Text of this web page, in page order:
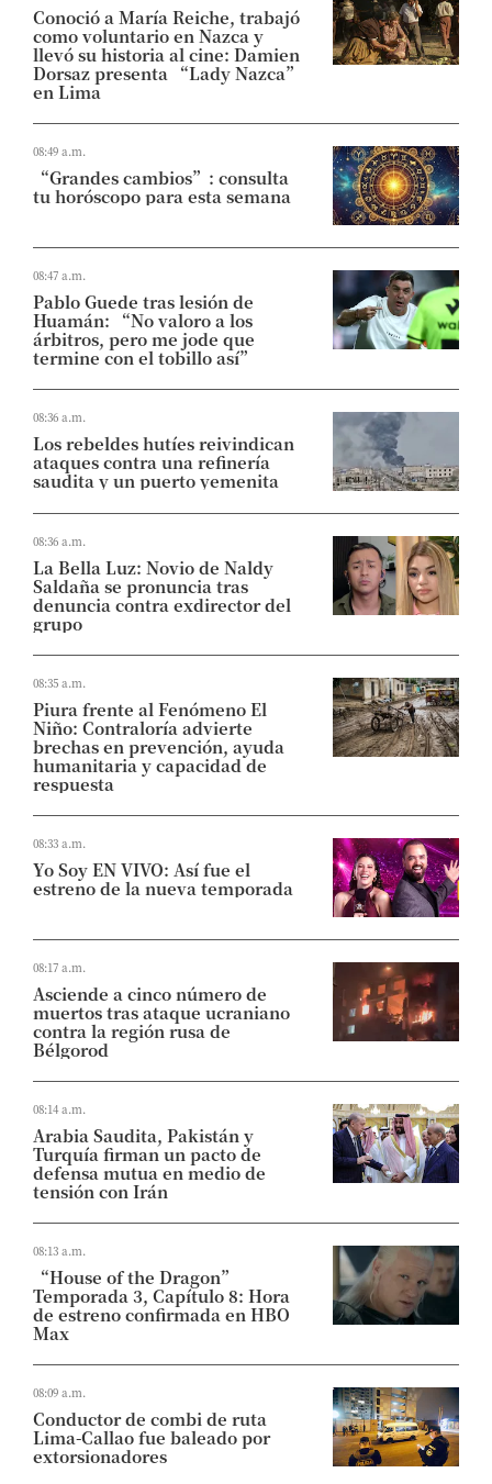
Conoció a María Reiche, trabajó
como voluntario en Nazca y
llevó su historia al cine: Damien
Dorsaz presenta “Lady Nazca”
en Lima
08:49 a.m.
“Grandes cambios”: consulta
tu horóscopo para esta semana
08:47 a.m.
Pablo Guede tras lesión de
Huamán: “No valoro a los
árbitros, pero me jode que
termine con el tobillo así”
08:36 a.m.
Los rebeldes hutíes reivindican
ataques contra una refinería
saudita y un puerto yemenita
08:36 a.m.
La Bella Luz: Novio de Naldy
Saldaña se pronuncia tras
denuncia contra exdirector del
grupo
08:35 a.m.
Piura frente al Fenómeno El
Niño: Contraloría advierte
brechas en prevención, ayuda
humanitaria y capacidad de
respuesta
08:33 a.m.
Yo Soy EN VIVO: Así fue el
estreno de la nueva temporada
08:17 a.m.
Asciende a cinco número de
muertos tras ataque ucraniano
contra la región rusa de
Bélgorod
08:14 a.m.
Arabia Saudita, Pakistán y
Turquía firman un pacto de
defensa mutua en medio de
tensión con Irán
08:13 a.m.
“House of the Dragon”
Temporada 3, Capítulo 8: Hora
de estreno confirmada en HBO
Max
08:09 a.m.
Conductor de combi de ruta
Lima-Callao fue baleado por
extorsionadores